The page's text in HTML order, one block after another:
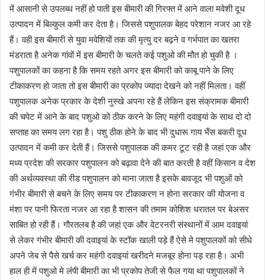
में आसानी से उपलब्ध नहीं हो पाती इस बीमारी की गिरफ्त में आने वाला मवेशी दूध
उत्पादन में बिल्कुल कमी कर देता है। जिससे पशुपालक बेहद परेशान नजर आ रहे
हैं। वही इस बीमारी से युवा मवेशियों तक की मृत्यु दर बढ़ने व गर्भपात का खतरा
मंडराता है अनेक गांवों में इस बीमारी के चलते कई पशुओ की मौत हो चुकी है ।
पशुपालकों का कहना है कि समय रहते अगर इस बीमारी को काबू पाने के लिए
टीकाकरण हो जाता तो इस बीमारी का प्रकोप ज्यादा देखने को नहीं मिलता। वहीं
पशुपालक अनेक प्रकार के देशी नुस्खे अपना रहे हैं लेकिन इस संक्रामक बीमारी
की चपेट में आने के बाद पशुओ को ठीक करने के लिए महंगी दवाइयां के साथ दो दो
सप्ताह का समय लग रहा है। पशु ठीक होने के बाद भी दुधारू गाय भैंस बकरी दूध
उत्पादन में कमी कर देती हैं। जिससे पशुपालक की कमर टूट रही है जहां एक और
मध्य प्रदेश की सरकार पशुपालन को बढ़ावा देने की बात करती है वहीं किसान व देश
की अर्थव्यवस्था की रीड पशुपालन को माना जाता है इसके बावजूद भी पशुओं को
गंभीर बीमारी से बचने के लिए समय पर टीकाकरण न होना सरकार की योजना व
मंशा पर पानी फिरता नजर आ रहा है शासन की तमाम कोशिश धरातल पर बेअसर
साबित हो रही हैं। गौरतलब है की जहां एक और वेटरनरी संस्थानों में आम दवाइयां
से लेकर गंभीर बीमारी की दवाइयां के स्टॉक खाली पड़े हैं ऐसे मे पशुपालकों को सीधे
अपने जेब से पैसे खर्च कर महंगी दवाइयां खरीदने मजबूर होना पड़ रहा है। अभी
हाल ही में पशुओ मे लंंपी बीमारी का भी प्रकोप तेजी से फैल गया था पशुपालकों ने